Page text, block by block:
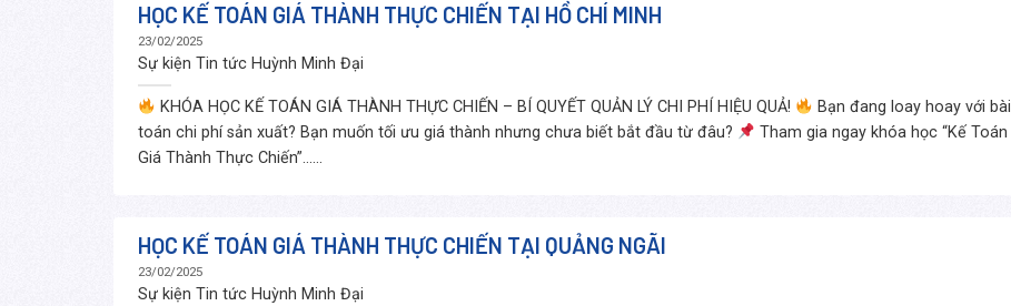
HỌC KẾ TOÁN GIÁ THÀNH THỰC CHIẾN TẠI HỒ CHÍ MINH
23/02/2025
Sự kiện Tin tức Huỳnh Minh Đại
KHÓA HỌC KẾ TOÁN GIÁ THÀNH THỰC CHIẾN – BÍ QUYẾT QUẢN LÝ CHI PHÍ HIỆU QUẢ!
Bạn đang loay hoay với bài
toán chi phí sản xuất? Bạn muốn tối ưu giá thành nhưng chưa biết bắt đầu từ đâu?
Tham gia ngay khóa học “Kế Toán
Giá Thành Thực Chiến”......
HỌC KẾ TOÁN GIÁ THÀNH THỰC CHIẾN TẠI QUẢNG NGÃI
23/02/2025
Sự kiện Tin tức Huỳnh Minh Đại